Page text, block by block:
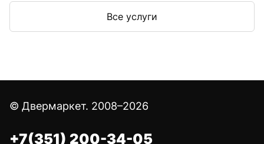
Все услуги
© Двермаркет. 2008–2026
+7(351) 200-34-05